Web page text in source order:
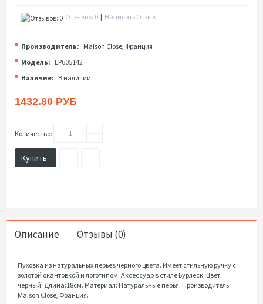
Отзывов: 0 | Написать Отзыв
Производитель: Maison Close, Франция
Модель: LP605142
Наличие: В наличии
1432.80 РУБ
Количество:
Купить
Описание Отзывы (0)
Пуховка из натуральных перьев черного цвета. Имеет стильную ручку с
золотой окантовкой и логотипом. Аксессуар в стиле Бурлеск. Цвет:
черный. Длина:18см. Материал: Натуральные перья. Производитель:
Maison Close, Франция.